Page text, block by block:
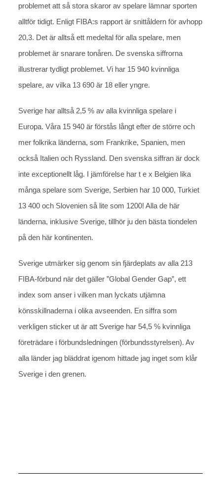
problemet att så stora skaror av spelare lämnar sporten
alltför tidigt. Enligt FIBA:s rapport är snittåldern för avhopp
20,3. Det är alltså ett medeltal för alla spelare, men
problemet är snarare tonåren. De svenska siffrorna
illustrerar tydligt problemet. Vi har 15 940 kvinnliga
spelare, av vilka 13 690 är 18 eller yngre.
Sverige har alltså 2,5 % av alla kvinnliga spelare i
Europa. Våra 15 940 är förstås långt efter de större och
mer folkrika länderna, som Frankrike, Spanien, men
också Italien och Ryssland. Den svenska siffran är dock
inte exceptionellt låg. I jämförelse har t e x Belgien lika
många spelare som Sverige, Serbien har 10 000, Turkiet
13 400 och Slovenien så lite som 1200! Alla de här
länderna, inklusive Sverige, tillhör ju den bästa tiondelen
på den här kontinenten.
Sverige utmärker sig genom sin fjärdeplats av alla 213
FIBA-förbund när det gäller ”Global Gender Gap”, ett
index som anser i vilken man lyckats utjämna
könsskillnaderna i olika avseenden. En siffra som
verkligen sticker ut är att Sverige har 54,5 % kvinnliga
företrädare i förbundsledningen (förbundsstyrelsen). Av
alla länder jag bläddrat igenom hittade jag inget som klår
Sverige i den grenen.